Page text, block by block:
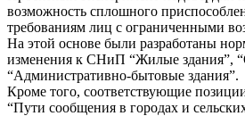
возможность сплошного
требованиям лиц с ограниченными
На этой основе были разработаны
изменения к СНиП “Жилые здания”,
“Административно-бытовые здания”.
Кроме того, соответствующие
“Пути сообщения в городах и